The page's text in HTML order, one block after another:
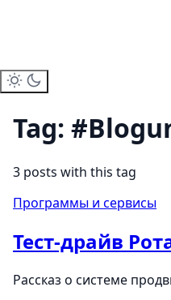
Tag:
3 posts with this tag
Программы и сервисы
Тест-драйв
Рассказ о системе